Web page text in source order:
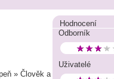
» Člověk a
Hodnocení
Odborník
Uživatelé